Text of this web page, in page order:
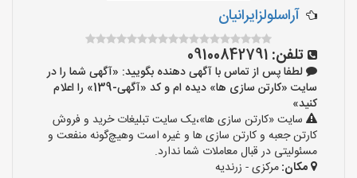
آراسلولزایرانیان
تلفن: 09100842791
لطفا پس از تماس با آگهی دهنده بگویید: «آگهی شما را در
سایت «کارتن سازی ها» دیده ام و کد «آگهی-139» را اعلام
کنید»
سایت «کارتن سازی ها»،یک سایت تبلیغات خرید و فروش
کارتن جعبه و کارتن سازی ها و غیره است وهیچ‌گونه منفعت و
مسئولیتی در قبال معاملات شما ندارد.
مکان:مرکزی - زرندیه